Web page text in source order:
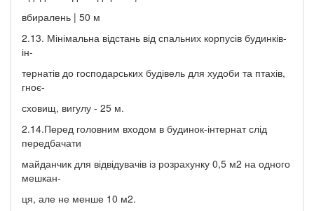
вбиралень | 50 м
2.13. Мінімальна відстань від спальних корпусів будинків-
ін-
тернатів до господарських будівель для худоби та птахів,
гноє-
сховищ, вигулу - 25 м.
2.14.Перед головним входом в будинок-інтернат слід
передбачати
майданчик для відвідувачів із розрахунку 0,5 м2 на одного
мешкан-
ця, але не менше 10 м2.